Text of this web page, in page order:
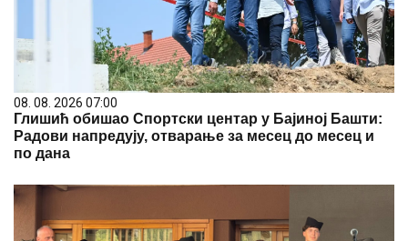
08. 08. 2026 07:00
Глишић обишао Спортски центар у Бајиној Башти:
Радови напредују, отварање за месец до месец и
по дана